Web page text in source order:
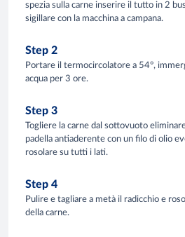
spezia sulla carne inserire il tutto in 2
sigillare con la macchina a campana.
Step 2
Portare il termocircolatore a 54°,
acqua per 3 ore.
Step 3
Togliere la carne dal sottovuoto
padella antiaderente con un filo di olio
rosolare su tutti i lati.
Step 4
Pulire e tagliare a metà il radicchio e
della carne.